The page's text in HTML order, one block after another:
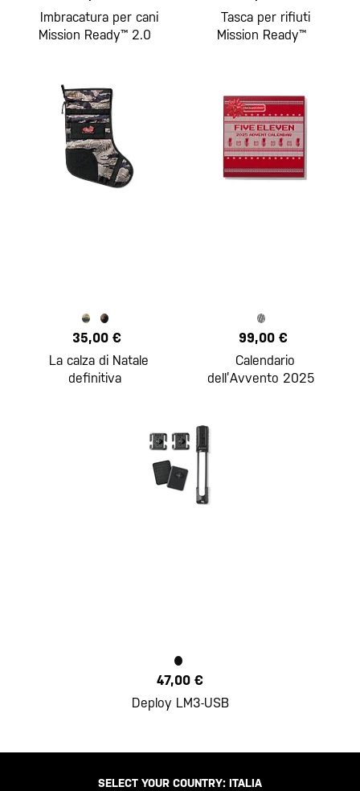
Imbracatura per cani
Mission Ready™ 2.0
Tasca per rifiuti
Mission Ready™
35,00 €
La calza di Natale
definitiva
99,00 €
Calendario
dell’Avvento 2025
47,00 €
Deploy LM3-USB
SELECT YOUR COUNTRY: ITALIA